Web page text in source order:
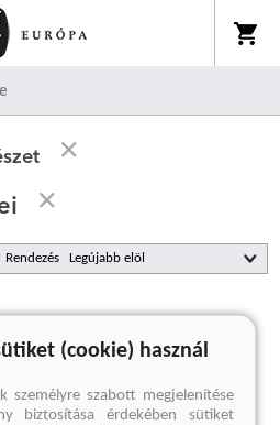
Rendezés
nincs találat
(cookie) használ
személyre szabott megjelenítése
biztosítása érdekében sütiket